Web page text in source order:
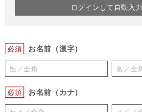
ログインして自動入力
必須 お名前（漢字）
必須 お名前（カナ）